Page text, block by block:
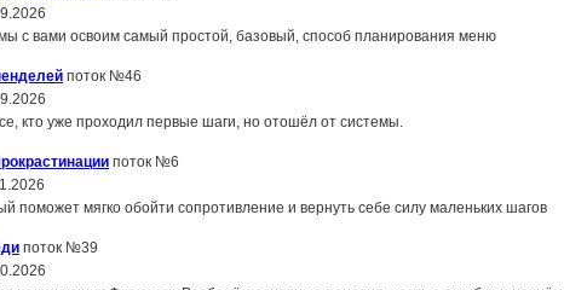
с вами освоим самый простой, базовый, способ планирования меню
поток №46
кто уже проходил первые шаги, но отошёл от системы.
поток №6
поможет мягко обойти сопротивление и вернуть себе силу маленьких шагов
поток №39